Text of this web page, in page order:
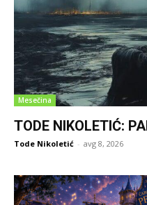
Mesečina
TODE NIKOLETIĆ:
Tode Nikoletić - avg 8, 2026